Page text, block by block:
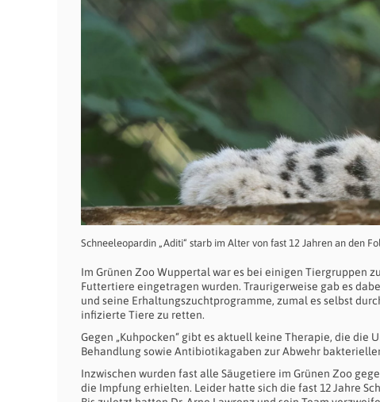
Schneeleopardin „Aditi“ starb im Alter von fast 12 Jahren an den
Im Grünen Zoo Wuppertal war es bei einigen Tiergruppen
Futtertiere eingetragen wurden. Traurigerweise gab es
und seine Erhaltungszuchtprogramme, zumal es selbst
infizierte Tiere zu retten.
Gegen „Kuhpocken“ gibt es aktuell keine Therapie, die
Behandlung sowie Antibiotikagaben zur Abwehr
Inzwischen wurden fast alle Säugetiere im Grünen Zoo
die Impfung erhielten. Leider hatte sich die fast 12 Jahre